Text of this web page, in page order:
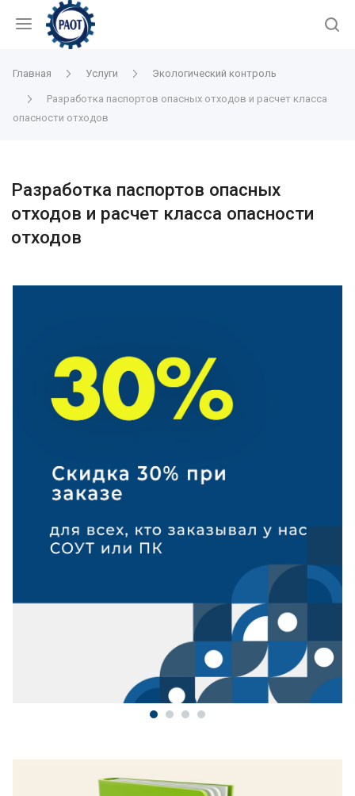
Главная Услуги Экологический контроль
Разработка паспортов опасных отходов и расчет класса
опасности отходов
Разработка паспортов опасных
отходов и расчет класса опасности
отходов